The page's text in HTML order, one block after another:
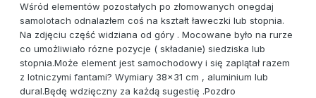
Wśród elementów pozostałych po złomowanych onegdaj
samolotach odnalazłem coś na kształt ławeczki lub stopnia.
Na zdjęciu część widziana od góry . Mocowane było na rurze
co umożliwiało rózne pozycje ( składanie) siedziska lub
stopnia.Może element jest samochodowy i się zaplątał razem
z lotniczymi fantami? Wymiary 38x31 cm , aluminium lub
dural.Będę wdzięczny za każdą sugestię .Pozdro